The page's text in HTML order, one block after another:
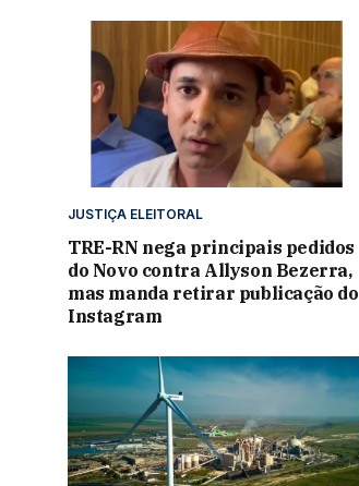
JUSTIÇA ELEITORAL
TRE-RN nega principais pedidos
do Novo contra Allyson Bezerra,
mas manda retirar publicação do
Instagram